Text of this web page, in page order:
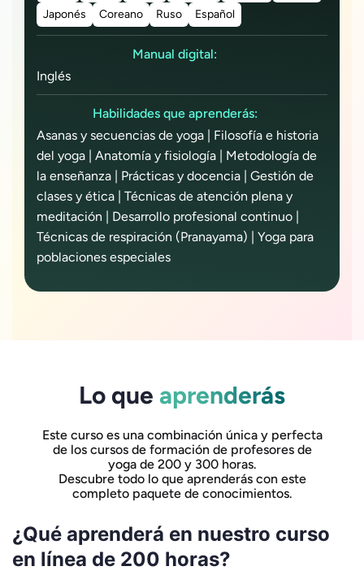
Japonés
Coreano Ruso Español
Manual digital:
Inglés
Habilidades que aprenderás:
Asanas y secuencias de yoga | Filosofía e historia
del yoga | Anatomía y fisiología | Metodología de
la enseñanza | Prácticas y docencia | Gestión de
clases y ética | Técnicas de atención plena y
meditación | Desarrollo profesional continuo |
Técnicas de respiración (Pranayama) | Yoga para
poblaciones especiales
Lo que aprenderás
Este curso es una combinación única y perfecta
de los cursos de formación de profesores de
yoga de 200 y 300 horas.
Descubre todo lo que aprenderás con este
completo paquete de conocimientos.
¿Qué aprenderá en nuestro curso
en línea de 200 horas?